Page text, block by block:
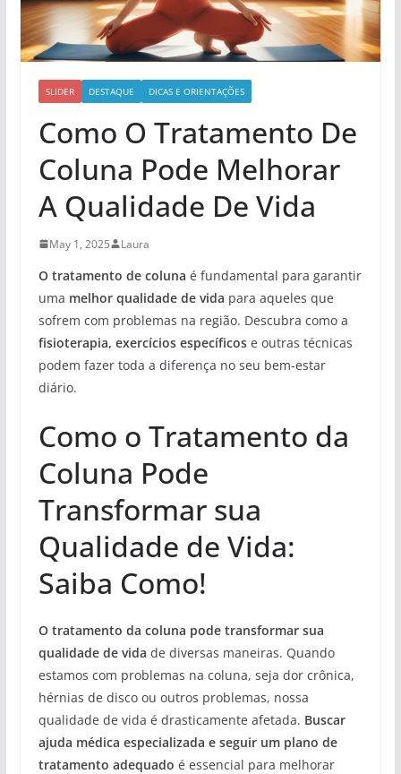
SLIDER DESTAQUE DICAS E ORIENTAÇÕES
Como O Tratamento De
Coluna Pode Melhorar
A Qualidade De Vida
May 1, 2025 Laura
O tratamento de coluna é fundamental para garantir
uma melhor qualidade de vida para aqueles que
sofrem com problemas na região. Descubra como a
fisioterapia, exercícios específicose outras técnicas
podem fazer toda a diferença no seu bem-estar
diário.
Como o Tratamento da
Coluna Pode
Transformar sua
Qualidade de Vida:
Saiba Como!
O tratamento da coluna pode transformar sua
qualidade de vida de diversas maneiras. Quando
estamos com problemas na coluna, seja dor crônica,
hérnias de disco ou outros problemas, nossa
qualidade de vida é drasticamente afetada. Buscar
ajuda médica especializada e seguir um plano de
tratamento adequado é essencial para melhorar